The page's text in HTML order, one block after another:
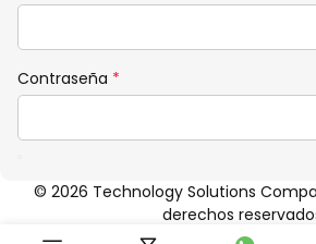
Contraseña *
© 2026 Technology Solutions
derechos